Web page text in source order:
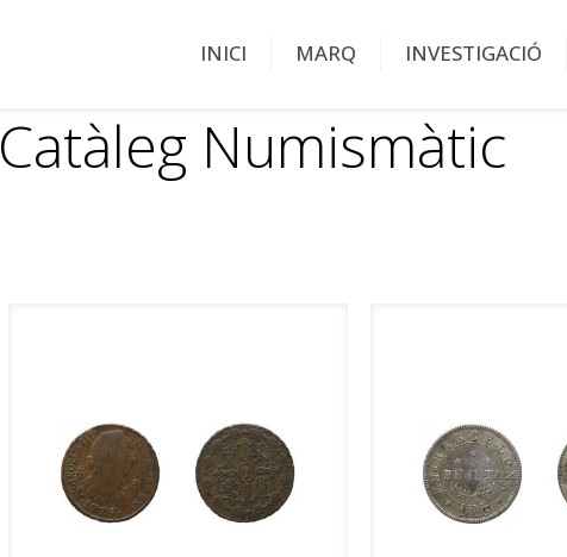
INICI MARQ INVESTIGACIÓ
Catàleg Numismàtic